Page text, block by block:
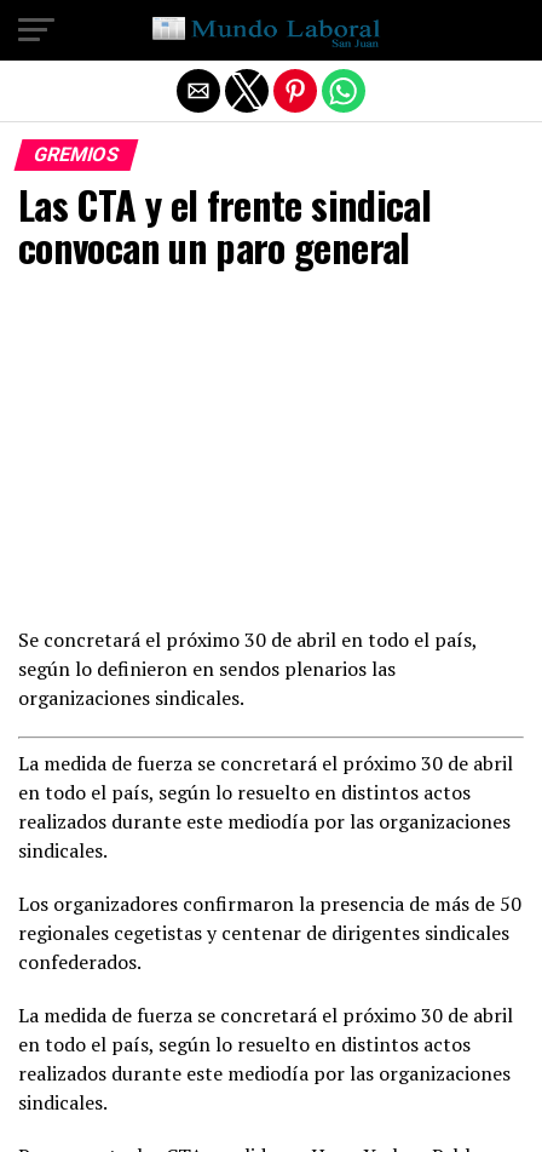
GREMIOS
Las CTA y el frente sindical
convocan un paro general
Se concretará el próximo 30 de abril en todo el país,
según lo definieron en sendos plenarios las
organizaciones sindicales.
La medida de fuerza se concretará el próximo 30 de abril
en todo el país, según lo resuelto en distintos actos
realizados durante este mediodía por las organizaciones
sindicales.
Los organizadores confirmaron la presencia de más de 50
regionales cegetistas y centenar de dirigentes sindicales
confederados.
La medida de fuerza se concretará el próximo 30 de abril
en todo el país, según lo resuelto en distintos actos
realizados durante este mediodía por las organizaciones
sindicales.
Salir de la versión móvil